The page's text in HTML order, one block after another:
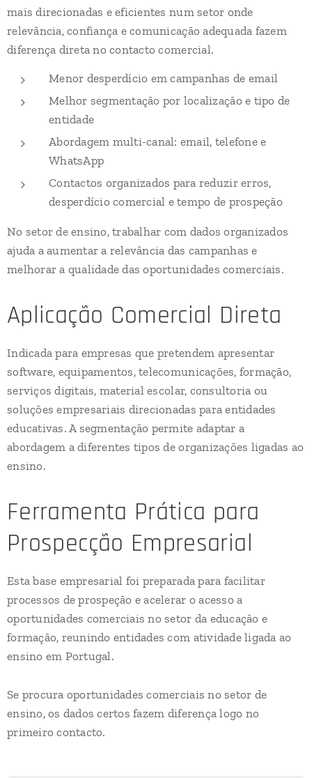
mais direcionadas e eficientes num setor onde
relevância, confiança e comunicação adequada fazem
diferença direta no contacto comercial.
Menor desperdício em campanhas de email
Melhor segmentação por localização e tipo de
entidade
Abordagem multi-canal: email, telefone e
WhatsApp
Contactos organizados para reduzir erros,
desperdício comercial e tempo de prospeção
No setor de ensino, trabalhar com dados organizados
ajuda a aumentar a relevância das campanhas e
melhorar a qualidade das oportunidades comerciais.
Aplicação Comercial Direta
Indicada para empresas que pretendem apresentar
software, equipamentos, telecomunicações, formação,
serviços digitais, material escolar, consultoria ou
soluções empresariais direcionadas para entidades
educativas. A segmentação permite adaptar a
abordagem a diferentes tipos de organizações ligadas ao
ensino.
Ferramenta Prática para
Prospecção Empresarial
Esta base empresarial foi preparada para facilitar
processos de prospeção e acelerar o acesso a
oportunidades comerciais no setor da educação e
formação, reunindo entidades com atividade ligada ao
ensino em Portugal.
Se procura oportunidades comerciais no setor de
ensino, os dados certos fazem diferença logo no
primeiro contacto.